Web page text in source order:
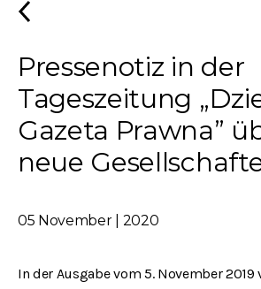
Pressenotiz in der
Tageszeitung
Gazeta Prawna”
neue
05 November | 2020
In der Ausgabe vom 5. November